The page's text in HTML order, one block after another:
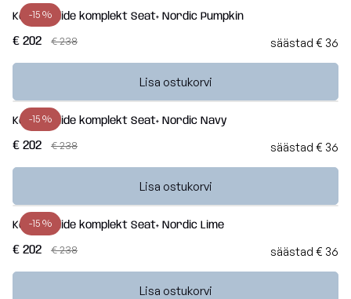
-15 %
Kott-toolide komplekt Seat+ Nordic Pumpkin
€ 202 € 238 säästad € 36
Lisa ostukorvi
-15 %
Kott-toolide komplekt Seat+ Nordic Navy
€ 202 € 238 säästad € 36
Lisa ostukorvi
-15 %
Kott-toolide komplekt Seat+ Nordic Lime
€ 202 € 238 säästad € 36
Lisa ostukorvi